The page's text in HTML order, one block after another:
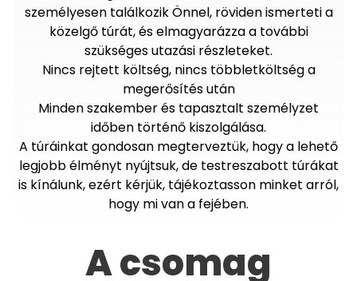
személyesen találkozik Önnel, röviden ismerteti a
közelgő túrát, és elmagyarázza a további
szükséges utazási részleteket.
Nincs rejtett költség, nincs többletköltség a
megerősítés után
Minden szakember és tapasztalt személyzet
időben történő kiszolgálása.
A túráinkat gondosan megterveztük, hogy a lehető
legjobb élményt nyújtsuk, de testreszabott túrákat
is kínálunk, ezért kérjük, tájékoztasson minket arról,
hogy mi van a fejében.
A csomag